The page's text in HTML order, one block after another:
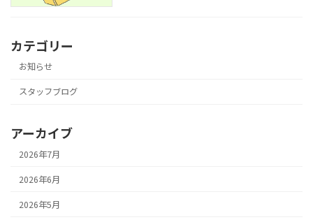
カテゴリー
お知らせ
スタッフブログ
アーカイブ
2026年7月
2026年6月
2026年5月